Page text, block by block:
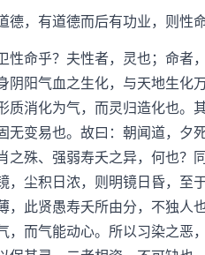
，有道德而后有功业，则性命
命乎？夫性者，灵也；命者
阳气血之生化，与天地生化
消化为气，而灵归造化也。
变易也。故曰：朝闻道，夕
殊、强弱寿夭之异，何也？
尘积日浓，则明镜日昏，至
此贤愚寿夭所由分，不独人
而气能动心。所以习染之恶